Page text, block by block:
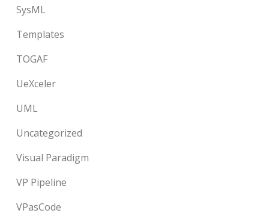
SysML
Templates
TOGAF
UeXceler
UML
Uncategorized
Visual Paradigm
VP Pipeline
VPasCode